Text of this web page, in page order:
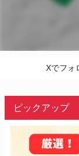
Xでフォ
ピックアップ